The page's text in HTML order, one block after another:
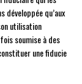
qu’aux
utilisation
soumise à des
une fiducie